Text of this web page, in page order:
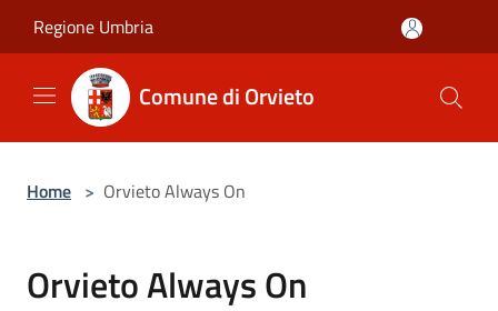
Regione Umbria
Comune di Orvieto
Home > Orvieto Always On
Orvieto Always On